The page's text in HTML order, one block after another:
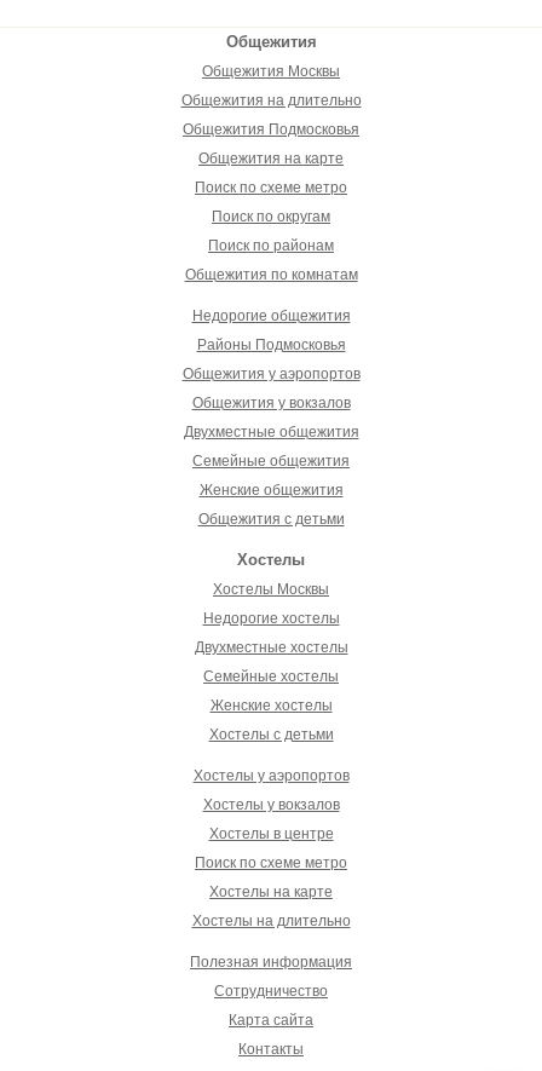
Общежития
Общежития Москвы
Общежития на длительно
Общежития Подмосковья
Общежития на карте
Поиск по схеме метро
Поиск по округам
Поиск по районам
Общежития по комнатам
Недорогие общежития
Районы Подмосковья
Общежития у аэропортов
Общежития у вокзалов
Двухместные общежития
Семейные общежития
Женские общежития
Общежития с детьми
Хостелы
Хостелы Москвы
Недорогие хостелы
Двухместные хостелы
Семейные хостелы
Женские хостелы
Хостелы с детьми
Хостелы у аэропортов
Хостелы у вокзалов
Хостелы в центре
Поиск по схеме метро
Хостелы на карте
Хостелы на длительно
Полезная информация
Сотрудничество
Карта сайта
Контакты